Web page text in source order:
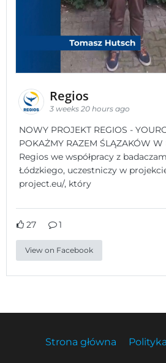
Regios
3 weeks 20 hours ago
NOWY PROJEKT REGIOS -
POKAŻMY RAZEM ŚLĄZAKÓW
Regios we współpracy z
Łódzkiego, uczestniczy w
project.eu/, który
27 1
View on Facebook
Strona główna